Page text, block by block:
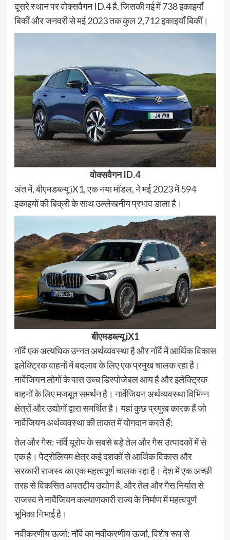
दूसरे स्थान पर वोक्सवैगन ID.4 है, जिसकी मई में 738 इकाइयाँ
बिकीं और जनवरी से मई 2023 तक कुल 2,712 इकाइयाँ बिकीं।
वोक्सवैगन ID.4
अंत में, बीएमडब्ल्यू iX1, एक नया मॉडल, ने मई 2023 में 594
इकाइयों की बिक्री के साथ उल्लेखनीय प्रभाव डाला है।
बीएमडब्ल्यू iX1
नॉर्वे एक अत्यधिक उन्नत अर्थव्यवस्था है और नॉर्वे में आर्थिक विकास
इलेक्ट्रिक वाहनों में बदलाव के लिए एक प्रमुख चालक रहा है।
नार्वेजियन लोगों के पास उच्च डिस्पोजेबल आय है और इलेक्ट्रिक
वाहनों के लिए मजबूत समर्थन है। नार्वेजियन अर्थव्यवस्था विभिन्न
क्षेत्रों और उद्योगों द्वारा समर्थित है। यहां कुछ प्रमुख कारक हैं जो
नार्वेजियन अर्थव्यवस्था की ताकत में योगदान करते हैं:
तेल और गैस: नॉर्वे यूरोप के सबसे बड़े तेल और गैस उत्पादकों में से
एक है। पेट्रोलियम क्षेत्र कई दशकों से आर्थिक विकास और
सरकारी राजस्व का एक महत्वपूर्ण चालक रहा है। देश में एक अच्छी
तरह से विकसित अपतटीय उद्योग है, और तेल और गैस निर्यात से
राजस्व ने नार्वेजियन कल्याणकारी राज्य के निर्माण में महत्वपूर्ण
भूमिका निभाई है।
नवीकरणीय ऊर्जा: नॉर्वे का नवीकरणीय ऊर्जा, विशेष रूप से